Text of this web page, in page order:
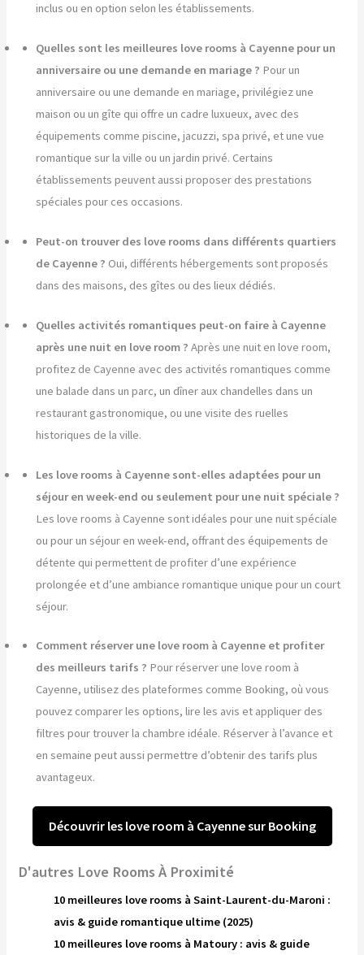
inclus ou en option selon les établissements.
Quelles sont les meilleures love rooms à Cayenne pour un
anniversaire ou une demande en mariage ? Pour un
anniversaire ou une demande en mariage, privilégiez une
maison ou un gîte qui offre un cadre luxueux, avec des
équipements comme piscine, jacuzzi, spa privé, et une vue
romantique sur la ville ou un jardin privé. Certains
établissements peuvent aussi proposer des prestations
spéciales pour ces occasions.
Peut-on trouver des love rooms dans différents quartiers
de Cayenne ? Oui, différents hébergements sont proposés
dans des maisons, des gîtes ou des lieux dédiés.
Quelles activités romantiques peut-on faire à Cayenne
après une nuit en love room ? Après une nuit en love room,
profitez de Cayenne avec des activités romantiques comme
une balade dans un parc, un dîner aux chandelles dans un
restaurant gastronomique, ou une visite des ruelles
historiques de la ville.
Les love rooms à Cayenne sont-elles adaptées pour un
séjour en week-end ou seulement pour une nuit spéciale ?
Les love rooms à Cayenne sont idéales pour une nuit spéciale
ou pour un séjour en week-end, offrant des équipements de
détente qui permettent de profiter d’une expérience
prolongée et d’une ambiance romantique unique pour un court
séjour.
Comment réserver une love room à Cayenne et profiter
des meilleurs tarifs ? Pour réserver une love room à
Cayenne, utilisez des plateformes comme Booking, où vous
pouvez comparer les options, lire les avis et appliquer des
filtres pour trouver la chambre idéale. Réserver à l’avance et
en semaine peut aussi permettre d’obtenir des tarifs plus
avantageux.
Découvrir les love room à Cayenne sur Booking
D'autres Love Rooms À Proximité
10 meilleures love rooms à Saint-Laurent-du-Maroni :
avis & guide romantique ultime (2025)
10 meilleures love rooms à Matoury : avis & guide